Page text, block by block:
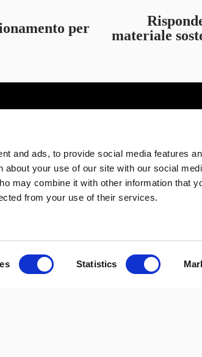
and ads, to provide social media features
about your use of our site with our social
may combine it with other information that
from your use of their services.
Statistics
per
materiale